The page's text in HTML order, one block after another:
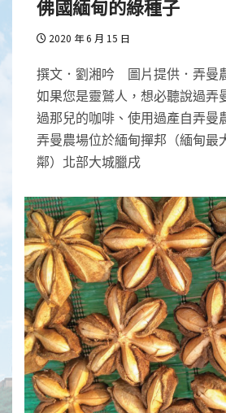
佛國緬甸的綠種子
2020 年 6 月 15 日
撰文．劉湘吟 圖片提供．弄曼
如果您是靈鷲人，想必聽說過弄
過那兒的咖啡、使用過產自弄曼
弄曼農場位於緬甸撣邦（緬甸最
鄰）北部大城臘戌